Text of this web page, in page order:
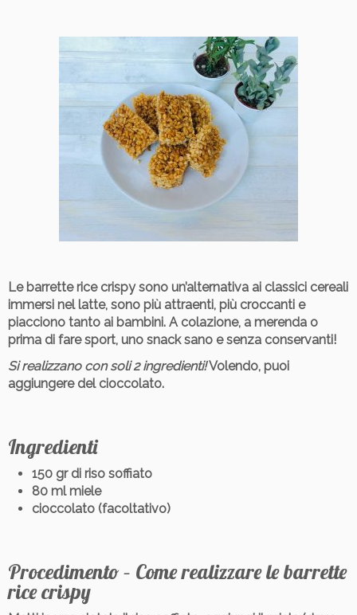
Le barrette rice crispy sono un’alternativa ai classici cereali
immersi nel latte, sono più attraenti, più croccanti e
piacciono tanto ai bambini. A colazione, a merenda o
prima di fare sport, uno snack sano e senza conservanti!
Si realizzano con soli 2 ingredienti!Volendo, puoi
aggiungere del cioccolato.
Ingredienti
150 gr di riso soffiato
80 ml miele
cioccolato (facoltativo)
Procedimento – Come realizzare le barrette
rice crispy